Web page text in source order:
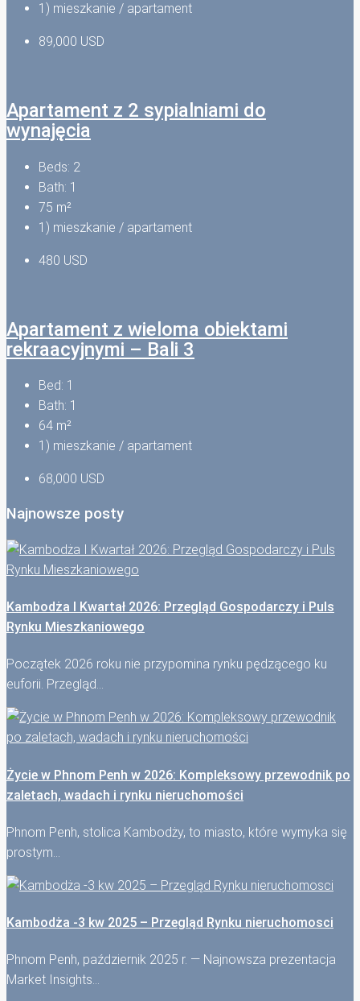
1) mieszkanie / apartament
89,000 USD
Apartament z 2 sypialniami do
wynajęcia
Beds: 2
Bath: 1
75 m²
1) mieszkanie / apartament
480 USD
Apartament z wieloma obiektami
rekraacyjnymi – Bali 3
Bed: 1
Bath: 1
64 m²
1) mieszkanie / apartament
68,000 USD
Najnowsze posty
Kambodża I Kwartał 2026: Przegląd Gospodarczy i Puls
Rynku Mieszkaniowego
Początek 2026 roku nie przypomina rynku pędzącego ku
euforii. Przegląd…
Życie w Phnom Penh w 2026: Kompleksowy przewodnik po
zaletach, wadach i rynku nieruchomości
Phnom Penh, stolica Kambodży, to miasto, które wymyka się
prostym…
Kambodża -3 kw 2025 – Przegląd Rynku nieruchomosci
Phnom Penh, październik 2025 r. — Najnowsza prezentacja
Market Insights…